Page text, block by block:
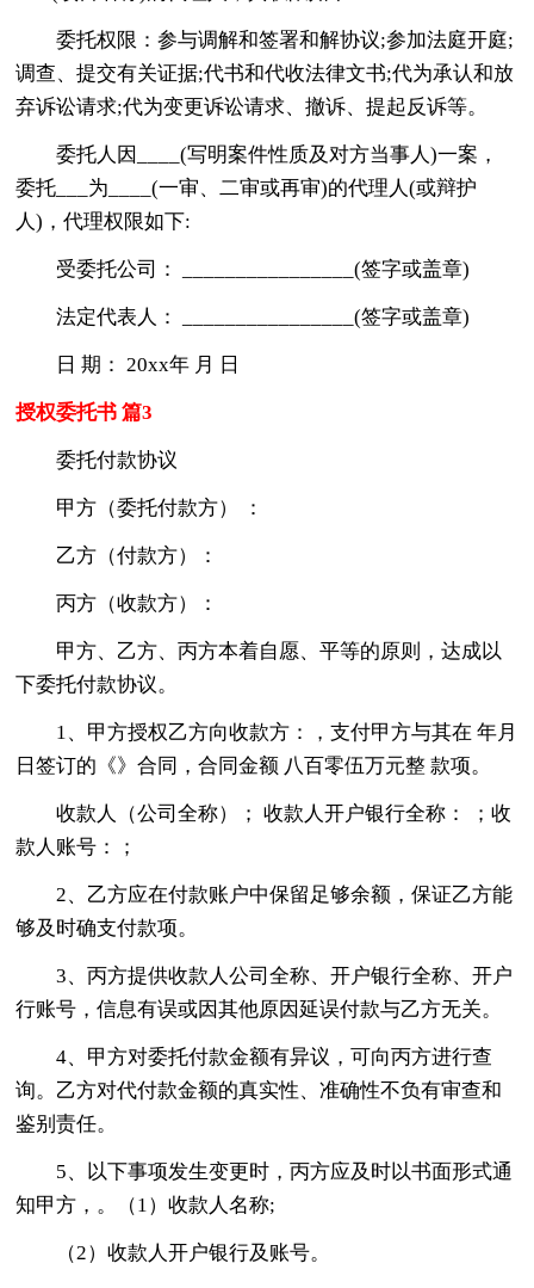
委托权限：参与调解和签署和解协议;参加法庭开庭;
调查、提交有关证据;代书和代收法律文书;代为承认和放
弃诉讼请求;代为变更诉讼请求、撤诉、提起反诉等。
委托人因____(写明案件性质及对方当事人)一案，
委托___为____(一审、二审或再审)的代理人(或辩护
人)，代理权限如下:
受委托公司： ________________(签字或盖章)
法定代表人： ________________(签字或盖章)
日 期： 20xx年 月 日
授权委托书 篇3
委托付款协议
甲方（委托付款方） ：
乙方（付款方）：
丙方（收款方）：
甲方、乙方、丙方本着自愿、平等的原则，达成以
下委托付款协议。
1、甲方授权乙方向收款方：，支付甲方与其在 年月
日签订的《》合同，合同金额 八百零伍万元整 款项。
收款人（公司全称）； 收款人开户银行全称： ；收
款人账号：；
2、乙方应在付款账户中保留足够余额，保证乙方能
够及时确支付款项。
3、丙方提供收款人公司全称、开户银行全称、开户
行账号，信息有误或因其他原因延误付款与乙方无关。
4、甲方对委托付款金额有异议，可向丙方进行查
询。乙方对代付款金额的真实性、准确性不负有审查和
鉴别责任。
5、以下事项发生变更时，丙方应及时以书面形式通
知甲方，。（1）收款人名称;
（2）收款人开户银行及账号。